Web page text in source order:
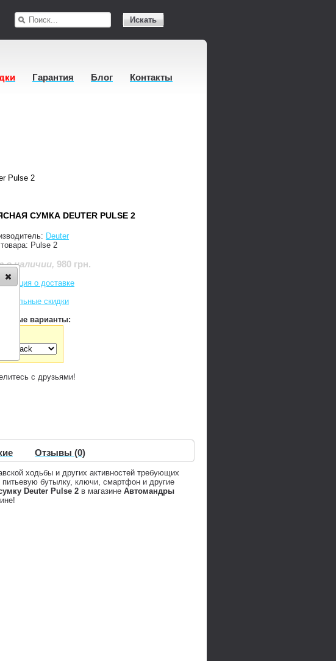
Искать
Гарантия Блог Контакты
Pulse 2
СУМКА DEUTER PULSE 2
Deuter
Pulse 2
в наличии, 980 грн.
о доставке
скидки
варианты:
с друзьями!
Отзывы (0)
ходьбы и других активностей требующих
бутылку, ключи, смартфон и другие
Deuter Pulse 2 в магазине Автомандры